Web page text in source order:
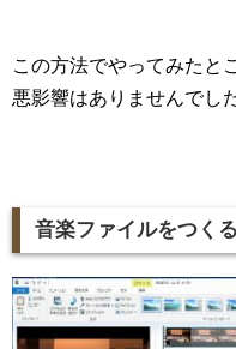
この方法でやってみたと
悪影響はありませんでし
音楽ファイルをつくる